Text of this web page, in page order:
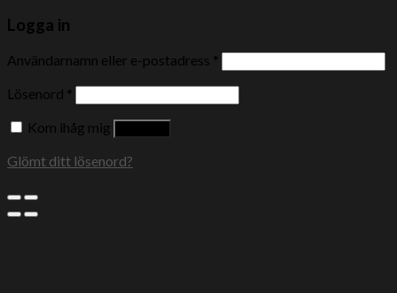
Logga in
Användarnamn eller e-postadress *
Lösenord *
Kom ihåg mig
Glömt ditt lösenord?